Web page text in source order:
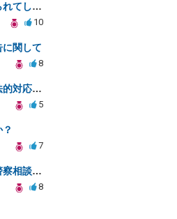
バス会社に対する苦情 訴えられてしまうか
10
関して
8
デリヘル無断キャンセルでの法的対応と弁護士確認方法
5
7
接客中の無断撮影、対処法と警察相談の可否について
8